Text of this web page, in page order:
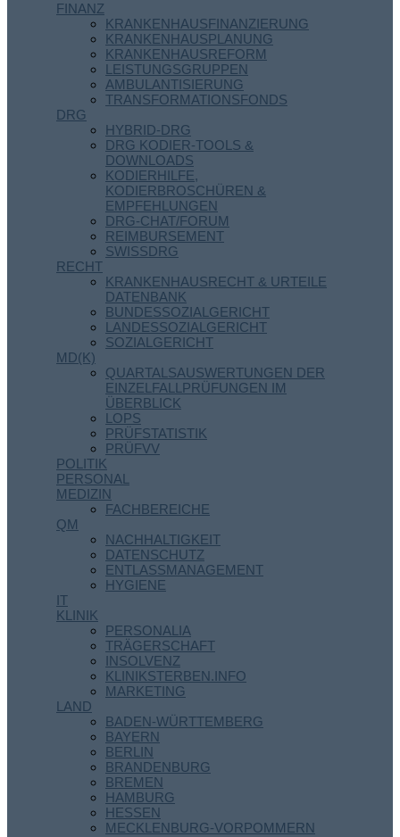
FINANZ
KRANKENHAUSFINANZIERUNG
KRANKENHAUSPLANUNG
KRANKENHAUSREFORM
LEISTUNGSGRUPPEN
AMBULANTISIERUNG
TRANSFORMATIONSFONDS
DRG
HYBRID-DRG
DRG KODIER-TOOLS &
DOWNLOADS
KODIERHILFE,
KODIERBROSCHÜREN &
EMPFEHLUNGEN
DRG-CHAT/FORUM
REIMBURSEMENT
SWISSDRG
RECHT
KRANKENHAUSRECHT & URTEILE
DATENBANK
BUNDESSOZIALGERICHT
LANDESSOZIALGERICHT
SOZIALGERICHT
MD(K)
QUARTALSAUSWERTUNGEN DER
EINZELFALLPRÜFUNGEN IM
ÜBERBLICK
LOPS
PRÜFSTATISTIK
PRÜFVV
POLITIK
PERSONAL
MEDIZIN
FACHBEREICHE
QM
NACHHALTIGKEIT
DATENSCHUTZ
ENTLASSMANAGEMENT
HYGIENE
IT
KLINIK
PERSONALIA
TRÄGERSCHAFT
INSOLVENZ
KLINIKSTERBEN.INFO
MARKETING
LAND
BADEN-WÜRTTEMBERG
BAYERN
BERLIN
BRANDENBURG
BREMEN
HAMBURG
HESSEN
MECKLENBURG-VORPOMMERN